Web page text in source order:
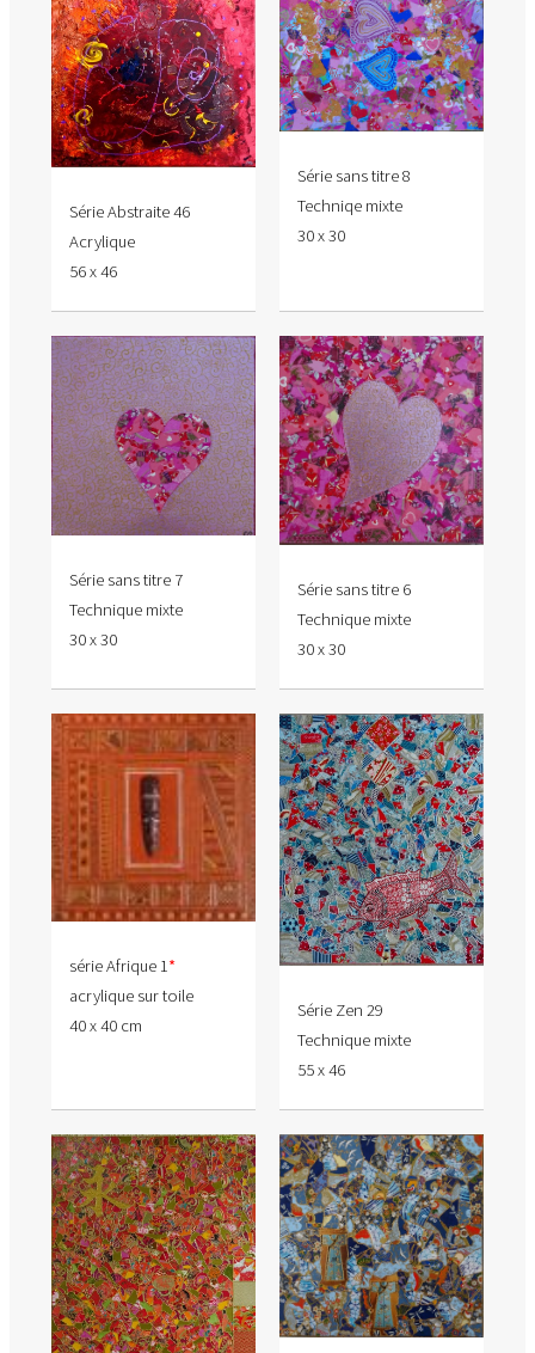
Série Abstraite 46
Acrylique
56 x 46
Série sans titre 8
Techniqe mixte
30 x 30
Série sans titre 7
Technique mixte
30 x 30
Série sans titre 6
Technique mixte
30 x 30
série Afrique 1*
acrylique sur toile
40 x 40 cm
Série Zen 29
Technique mixte
55 x 46